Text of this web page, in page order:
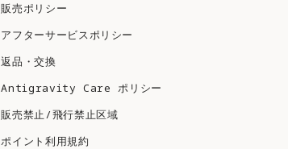
販売ポリシー
アフターサービスポリシー
返品・交換
Antigravity Care ポリシー
販売禁止/飛行禁止区域
ポイント利用規約